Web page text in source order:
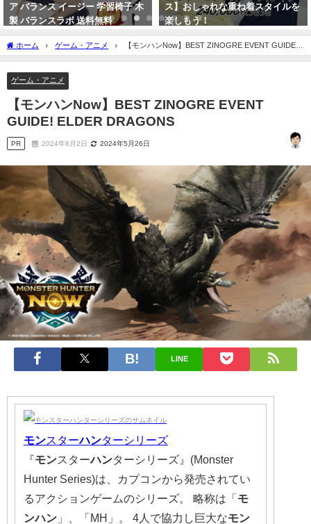
ス】おしゃれな重ね着スタイルを
楽しもう！
夏 保冷剤 冷感 保冷 チャイルドシ
ート 出産祝い
ホーム ゲーム・アニメ
【モンハンNow】BEST ZINOGRE EVENT GUIDE!
ELDER DRAGONS
ゲーム・アニメ
【モンハンNow】BEST ZINOGRE EVENT
GUIDE! ELDER DRAGONS
PR 2024年6月2日 2024年5月26日
LINE
モンスターハンターシリーズ
『モンスターハンターシリーズ』(Monster
Hunter Series)は、カプコンから発売されてい
るアクションゲームのシリーズ。 略称は「 モ
ンハン 」、「MH」。 4人で協力し巨大なモン